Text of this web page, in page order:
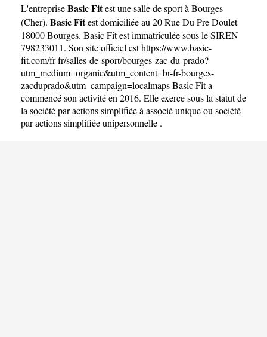
L'entrepriseBasic Fitest unesalle de sport à Bourges
(Cher). Basic Fitest domiciliée au 20 Rue Du Pre Doulet
18000 Bourges. Basic Fit est immatriculée sous le SIREN
798233011. Son site officiel esthttps://www.basic-
fit.com/fr-fr/salles-de-sport/bourges-zac-du-prado?
utm_medium=organic&utm_content=br-fr-bourges-
zacduprado&utm_campaign=localmapsBasic Fit a
commencé son activité en 2016. Elle exerce sous la statut de
la société par actions simplifiée à associé unique ou société
par actions simplifiée unipersonnelle .